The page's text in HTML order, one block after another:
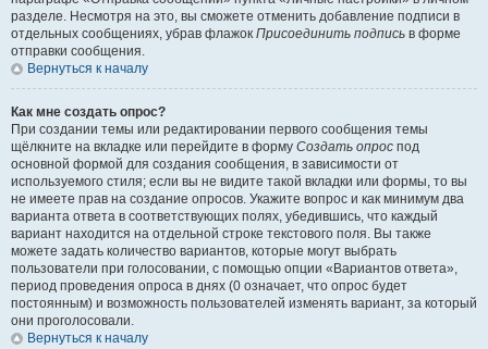
разделе. Несмотря на это, вы сможете отменить добавление подписи в
отдельных сообщениях, убрав флажок Присоединить подпись в форме
отправки сообщения.
Вернуться к началу
Как мне создать опрос?
При создании темы или редактировании первого сообщения темы
щёлкните на вкладке или перейдите в форму Создать опрос под
основной формой для создания сообщения, в зависимости от
используемого стиля; если вы не видите такой вкладки или формы, то вы
не имеете прав на создание опросов. Укажите вопрос и как минимум два
варианта ответа в соответствующих полях, убедившись, что каждый
вариант находится на отдельной строке текстового поля. Вы также
можете задать количество вариантов, которые могут выбрать
пользователи при голосовании, с помощью опции «Вариантов ответа»,
период проведения опроса в днях (0 означает, что опрос будет
постоянным) и возможность пользователей изменять вариант, за который
они проголосовали.
Вернуться к началу